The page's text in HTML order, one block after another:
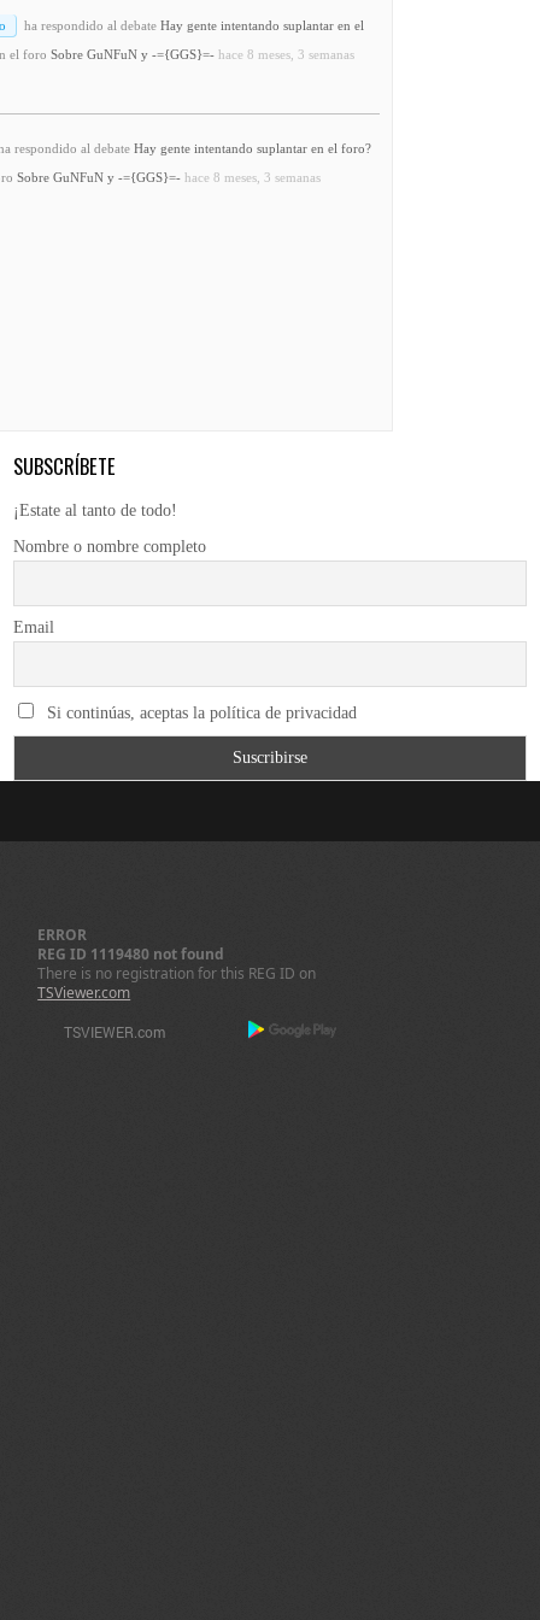
ha respondido al debate Hay gente intentando suplantar en el
el foro Sobre GuNFuN y -={GGS}=- hace 8 meses, 3 semanas
respondido al debate Hay gente intentando suplantar en el foro?
Sobre GuNFuN y -={GGS}=- hace 8 meses, 3 semanas
SUBSCRÍBETE
¡Estate al tanto de todo!
Nombre o nombre completo
Email
Si continúas, aceptas la política de privacidad
ERROR
REG ID 1119480 not found
There is no registration for this REG ID on
TSViewer.com